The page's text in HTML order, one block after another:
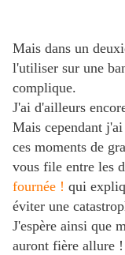
Mais dans un
l'utiliser sur une
complique.
J'ai d'ailleurs
Mais cependant
ces moments de
vous file entre les
fournée ! qui
éviter une
J'espère ainsi que
auront fière allure !